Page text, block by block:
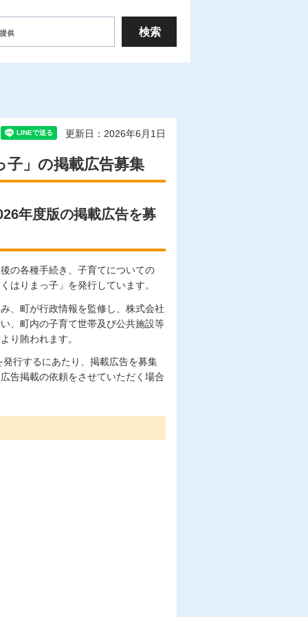
更新日：2026年6月1日
」の掲載広告募集
年度版の掲載広告を募
の各種手続き、子育てについての
はりまっ子」を発行しています。
、町が行政情報を監修し、株式会社
、町内の子育て世帯及び公共施設等
り賄われます。
行するにあたり、掲載広告を募集
告掲載の依頼をさせていただく場合